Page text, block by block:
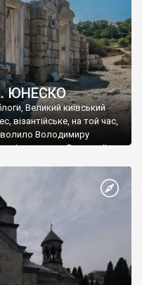
ЮНЕСКО
Великий київський
візантійське, на той час,
Володимиру
імператору Василю ІІ, та
Василем-християнином.
Херсонесу Таврійського